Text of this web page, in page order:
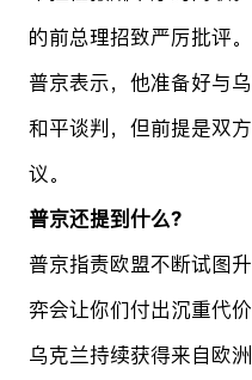
的前总理招致严厉批评。
普京表示，他准备好与
和平谈判，但前提是双
议。
普京还提到什么?
普京指责欧盟不断试图
弈会让你们付出沉重代
乌克兰持续获得来自欧